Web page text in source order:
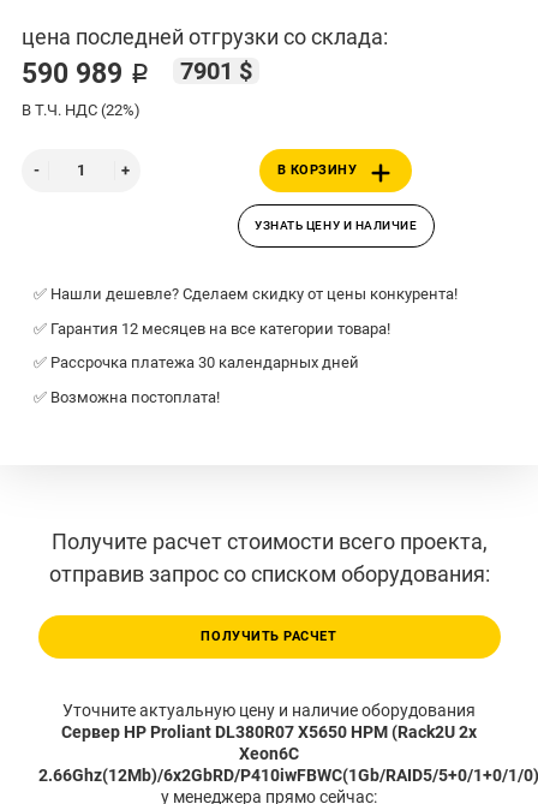
цена последней отгрузки со склада:
590 989 ₽ 7901 $
В Т.Ч. НДС (22%)
В КОРЗИНУ
УЗНАТЬ ЦЕНУ И НАЛИЧИЕ
✅ Нашли дешевле? Сделаем скидку от цены конкурента!
✅ Гарантия 12 месяцев на все категории товара!
✅ Рассрочка платежа 30 календарных дней
✅ Возможна постоплата!
Получите расчет стоимости всего проекта,
отправив запрос со списком оборудования:
ПОЛУЧИТЬ РАСЧЕТ
Уточните актуальную цену и наличие оборудования
Сервер HP Proliant DL380R07 X5650 HPM (Rack2U 2x
Xeon6C
2.66Ghz(12Mb)/6x2GbRD/P410iwFBWC(1Gb/RAID5/5+0/1+0/1/
у менеджера прямо сейчас: